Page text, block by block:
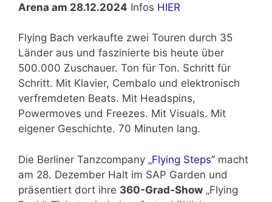
Arena am 28.12.2024 Infos HIER
Flying Bach verkaufte zwei Touren durch 35
Länder aus und faszinierte bis heute über
500.000 Zuschauer. Ton für Ton. Schritt für
Schritt. Mit Klavier, Cembalo und elektronisch
verfremdeten Beats. Mit Headspins,
Powermoves und Freezes. Mit Visuals. Mit
eigener Geschichte. 70 Minuten lang.
Die Berliner Tanzcompany „Flying Steps” macht
am 28. Dezember Halt im SAP Garden und
präsentiert dort ihre 360-Grad-Show „Flying